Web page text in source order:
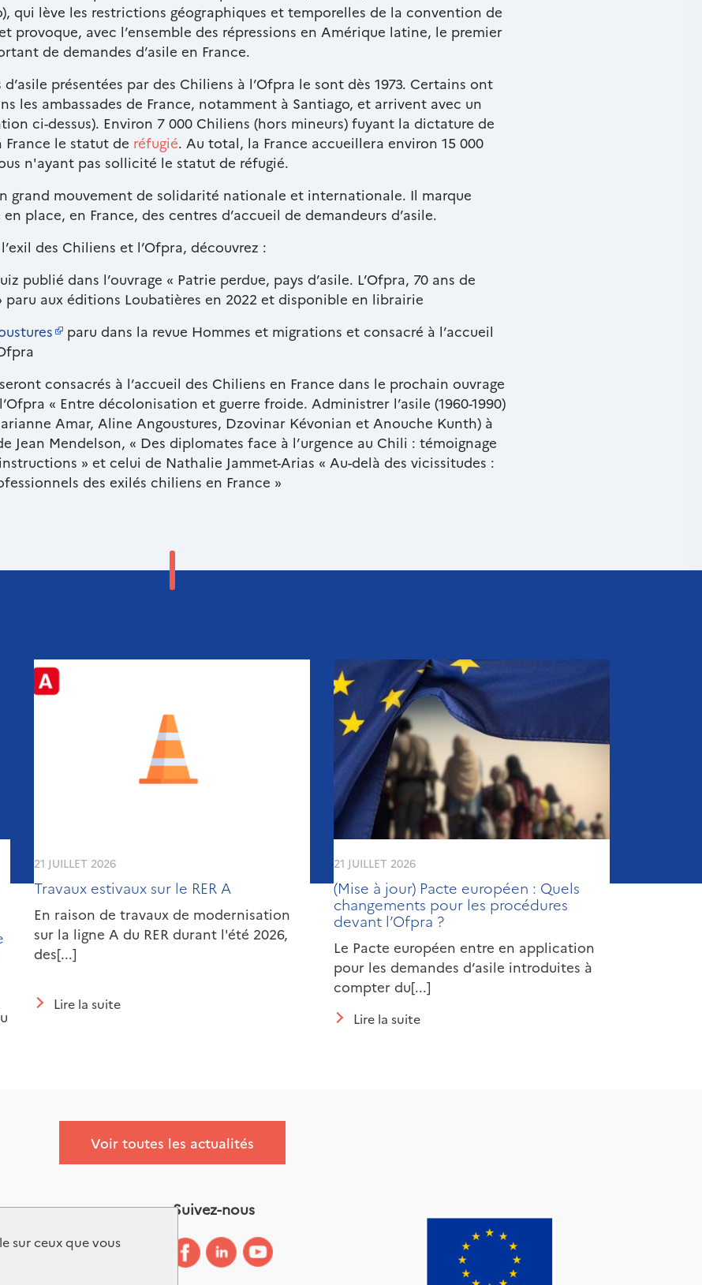
sur ceux que vous
qui lève les restrictions géographiques et temporelles de la convention de
provoque, avec l’ensemble des répressions en Amérique latine, le premier
de demandes d’asile en France.
présentées par des Chiliens à l’Ofpra le sont dès 1973. Certains ont
les ambassades de France, notamment à Santiago, et arrivent avec un
ci-dessus). Environ 7 000 Chiliens (hors mineurs) fuyant la dictature de
le statut de réfugié. Au total, la France accueillera environ 15 000
n'ayant pas sollicité le statut de réfugié.
grand mouvement de solidarité nationale et internationale. Il marque
place, en France, des centres d’accueil de demandeurs d’asile.
des Chiliens et l’Ofpra, découvrez :
publié dans l’ouvrage « Patrie perdue, pays d’asile. L’Ofpra, 70 ans de
paru aux éditions Loubatières en 2022 et disponible en librairie
paru dans la revue Hommes et migrations et consacré à l’accueil
consacrés à l’accueil des Chiliens en France dans le prochain ouvrage
« Entre décolonisation et guerre froide. Administrer l’asile (1960-1990)
Amar, Aline Angoustures, Dzovinar Kévonian et Anouche Kunth) à
Jean Mendelson, « Des diplomates face à l’urgence au Chili : témoignage
» et celui de Nathalie Jammet-Arias « Au-delà des vicissitudes :
des exilés chiliens en France »
Travaux estivaux sur le RER A
21 JUILLET 2026
En raison de travaux de modernisation
sur la ligne A du RER durant l'été 2026,
des[...]
Lire la suite
(Mise à jour) Pacte européen : Quels
changements pour les procédures
devant l’Ofpra ?
21 JUILLET 2026
Le Pacte européen entre en application
pour les demandes d’asile introduites à
compter du[...]
Lire la suite
Voir toutes les actualités
Accessibilité :
Suivez-nous